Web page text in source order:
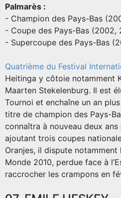
Palmarès :
- Champion des Pays-Bas
- Coupe des Pays-Bas (2002,
- Supercoupe des Pays-Bas
Quatrième du Festival
Heitinga y côtoie notamment
Maarten Stekelenburg. Il est
Tournoi et enchaîne un an
titre de champion des Pays-
connaîtra à nouveau deux
ajoutant trois coupes
Oranjes, il dispute
Monde 2010, perdue face à
raccrocher les crampons en